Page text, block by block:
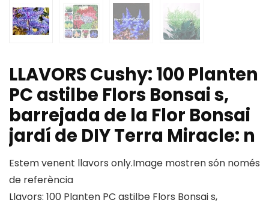
LLAVORS Cushy: 100 Planten
PC astilbe Flors Bonsai s,
barrejada de la Flor Bonsai
jardí de DIY Terra Miracle: n
Estem venent llavors only.Image mostren són només
de referència
Llavors: 100 Planten PC astilbe Flors Bonsai s,